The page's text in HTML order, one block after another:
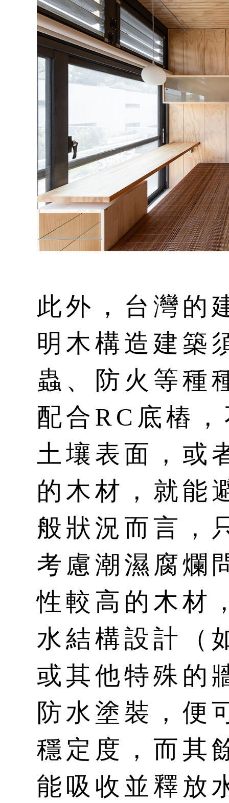
此外，台灣的
明木構造建築
蟲、防火等種
配合RC底樁
土壤表面，或
的木材，就能
般狀況而言，
考慮潮濕腐爛
性較高的木材
水結構設計（
或其他特殊的
防水塗裝，便
穩定度，而其
能吸收並釋放